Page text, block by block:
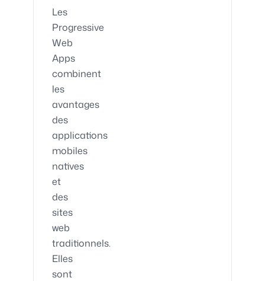
Les
Progressive
Web
Apps
combinent
les
avantages
des
applications
mobiles
natives
et
des
sites
web
traditionnels.
Elles
sont